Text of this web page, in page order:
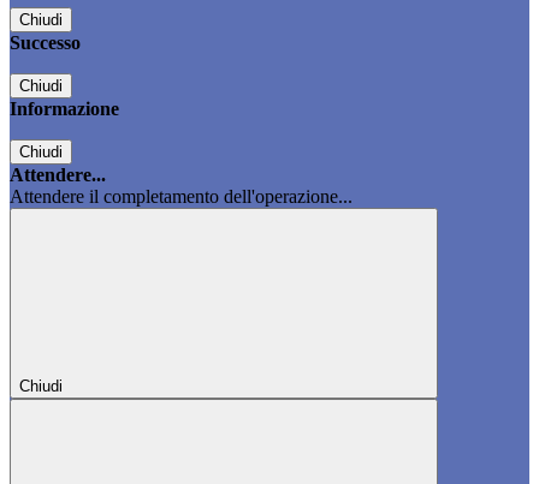
Chiudi
Successo
Chiudi
Informazione
Chiudi
Attendere...
Attendere il completamento dell'operazione...
Chiudi